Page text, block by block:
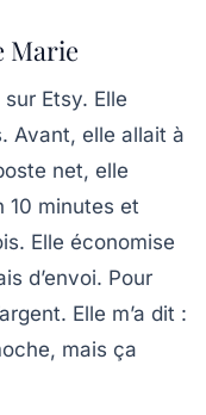
Marie
Etsy. Elle
Avant, elle allait à
net, elle
10 minutes et
Elle économise
d’envoi. Pour
Elle m’a dit :
mais ça